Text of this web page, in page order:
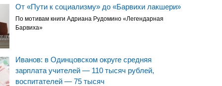
От «Пути к социализму» до «Барвихи лакшери»
По мотивам книги Адриана Рудомино «Легендарная
Барвиха»
Иванов: в Одинцовском округе средняя
зарплата учителей — 110 тысяч рублей,
воспитателей — 75 тысяч